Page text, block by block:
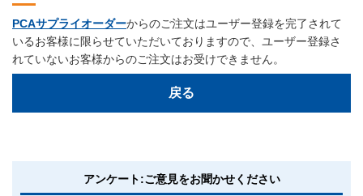
PCAサプライオーダーからのご注文はユーザー登録を完了されて
いるお客様に限らせていただいておりますので、ユーザー登録さ
れていないお客様からのご注文はお受けできません。
戻る
アンケート:ご意見をお聞かせください